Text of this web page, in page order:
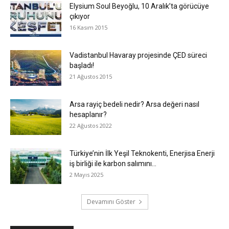
Elysium Soul Beyoğlu, 10 Aralık’ta görücüye
çıkıyor
16 Kasım 2015
Vadistanbul Havaray projesinde ÇED süreci
başladı!
21 Ağustos 2015
Arsa rayiç bedeli nedir? Arsa değeri nasıl
hesaplanır?
22 Ağustos 2022
Türkiye’nin İlk Yeşil Teknokenti, Enerjisa Enerji
iş birliği ile karbon salımını...
2 Mayıs 2025
Devamını Göster